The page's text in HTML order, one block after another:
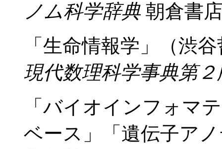
ノム科学辞典 朝倉書
「生命情報学」（渋
現代数理科学事典第２
「バイオインフォマ
ベース」「遺伝子ア